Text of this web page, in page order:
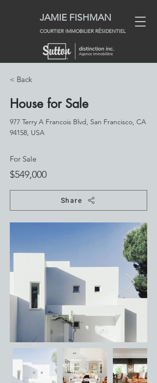
JAMIE FISHMAN
COURTIER IMMOBILIER RÉSIDENTIEL
< Back
House for Sale
977 Terry A Francois Blvd, San Francisco, CA
94158, USA
For Sale
$549,000
Share